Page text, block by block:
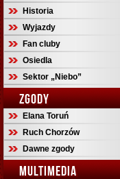
Historia
Wyjazdy
Fan cluby
Osiedla
Sektor „Niebo”
ZGODY
Elana Toruń
Ruch Chorzów
Dawne zgody
MULTIMEDIA